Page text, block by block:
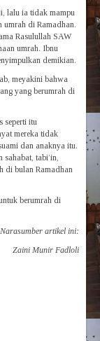
lalu ia tidak mampu
umrah di Ramadhan.
Rasulullah SAW
umrah. Ibnu
demikian.
meyakini bahwa
yang berumrah di
seperti itu
mereka tidak
dan anaknya itu.
tabi’in,
di bulan Ramadhan
berumrah di
Narasumber artikel ini:
Zaini Munir Fadloli